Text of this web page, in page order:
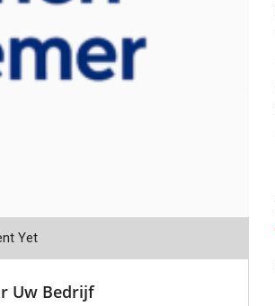
Yet
Uw Bedrijf